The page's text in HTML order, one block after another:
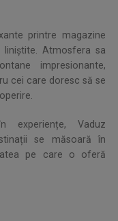
printre magazine
liniștite. Atmosfera sa
impresionante,
cei care doresc să se
Vaduz
se măsoară în
pe care o oferă